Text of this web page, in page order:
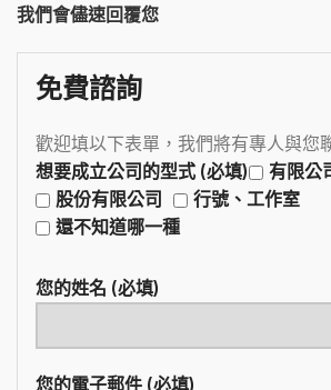
我們會儘速回覆您
免費諮詢
歡迎填以下表單，我們將有專人與您
想要成立公司的型式 (必填)
有限公
股份有限公司
行號、工作室
還不知道哪一種
您的姓名 (必填)
您的電子郵件 (必填)